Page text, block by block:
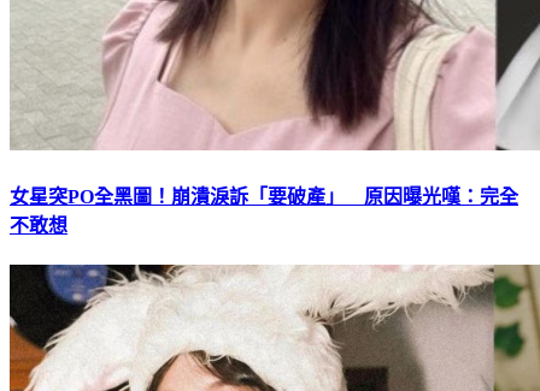
女星突PO全黑圖！崩潰淚訴「要破產」 原因曝光嘆：完全
不敢想